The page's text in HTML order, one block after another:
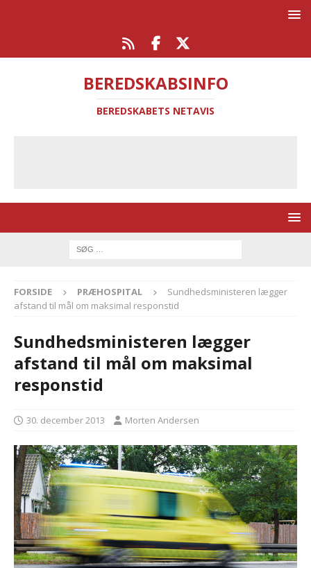
BEREDSKABSINFO
BEREDSKABETS NETAVIS
FORSIDE PRÆHOSPITAL
Sundhedsministeren lægger
afstand til mål om maksimal responstid
Sundhedsministeren lægger
afstand til mål om maksimal
responstid
30. december 2013 Morten Andersen